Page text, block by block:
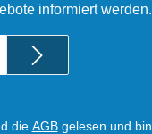
informiert werden.
die AGBgelesen und bin